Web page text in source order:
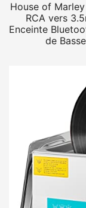
House of
RCA vers
Enceinte
de